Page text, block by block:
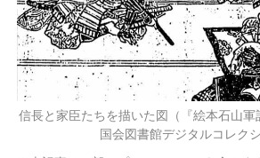
信長と家臣たちを描いた図（『絵本石山軍
国会図書館デジタルコレクシ